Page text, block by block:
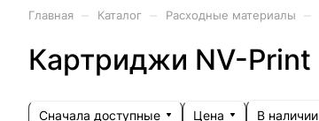
Главная Каталог Расходные материалы
Картриджи NV-Print
Сначала доступные Цена В